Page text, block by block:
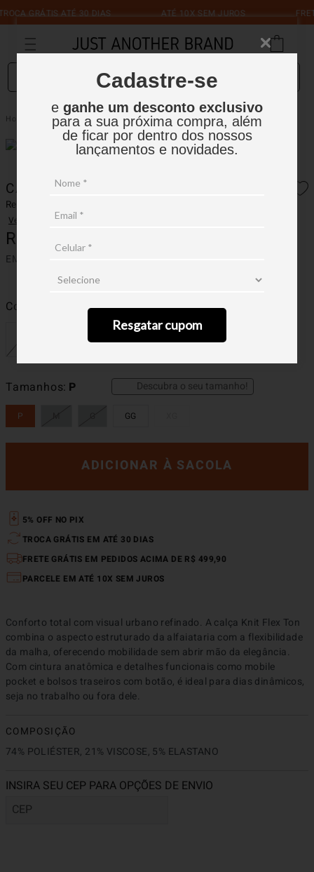
Cadastre-se
e ganhe um desconto exclusivo
para a sua próxima compra, além
de ficar por dentro dos nossos
lançamentos e novidades.
Resgatar cupom
GRÁTIS ATÉ 30 DIAS ATÉ 10X SEM JUROS FRETE
O que você está procurando?
Masculino Calças Calça Knit Flex Ton
CALÇA KNIT FLEX TON
Ref.:
Ver avaliações
R$ 799 , 90
EM ATÉ
Tamanhos P
P GG
Descubra o seu tamanho!
Cor
ADICIONAR À SACOLA
5% OFF NO PIX
TROCA GRÁTIS EM ATÉ 30 DIAS
FRETE GRÁTIS EM PEDIDOS ACIMA DE R$ 499,90
PARCELE EM ATÉ 10X SEM JUROS
Conforto total com visual urbano refinado. A calça Knit Flex Ton
combina o aspecto estruturado da alfaiataria com a flexibilidade
da malha, oferecendo mobilidade sem abrir mão da elegância.
Com cintura anatômica e detalhes funcionais como mobile
pocket e bolsos traseiros com botão, é ideal para dias dinâmicos,
seja no trabalho ou fora dele.
COMPOSIÇÃO
74% POLIÉSTER, 21% VISCOSE, 5% ELASTANO